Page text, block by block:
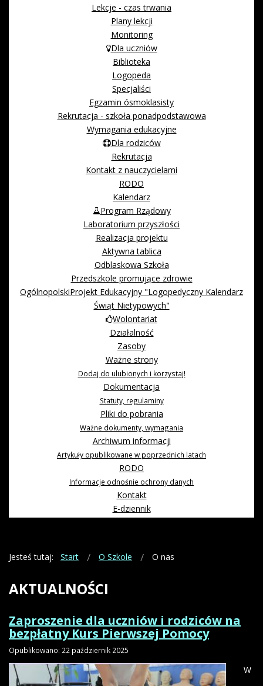
Lekcje - czas trwania
Plany lekcji
Monitoring
Dla uczniów
Biblioteka
Logopeda
Specjaliści
Egzamin ósmoklasisty
Rekrutacja - szkoła ponadpodstawowa
Wymagania edukacyjne
Dla rodziców
Rekrutacja
Kontakt z nauczycielami
RODO
Kalendarz
Program Rządowy
Laboratorium przyszłości
Realizacja projektu
Aktywna tablica
Odblaskowa Szkoła
Przedszkole promujące zdrowie
OgólnopolskiProjekt Edukacyjny "Logopedyczny Kalendarz
Świąt Nietypowych"
Wolontariat
Działalność
Zasoby
Ważne strony
Dodaj do ulubionych i korzystaj!
Dokumentacja
Statuty, regulaminy
Pliki do pobrania
Ważne dokumenty, wymagania
Archiwum informacji
Artykuły opublikowane w poprzednich latach
RODO
Informacje odnośnie ochrony danych
Kontakt
E-dziennik
Jesteś tutaj: Start O Szkole O nas
AKTUALNOŚCI
Zaproszenie dla uczniów i rodziców na
bezpłatny Kurs Pierwszej Pomocy
Opublikowano: 22 październik 2025
W